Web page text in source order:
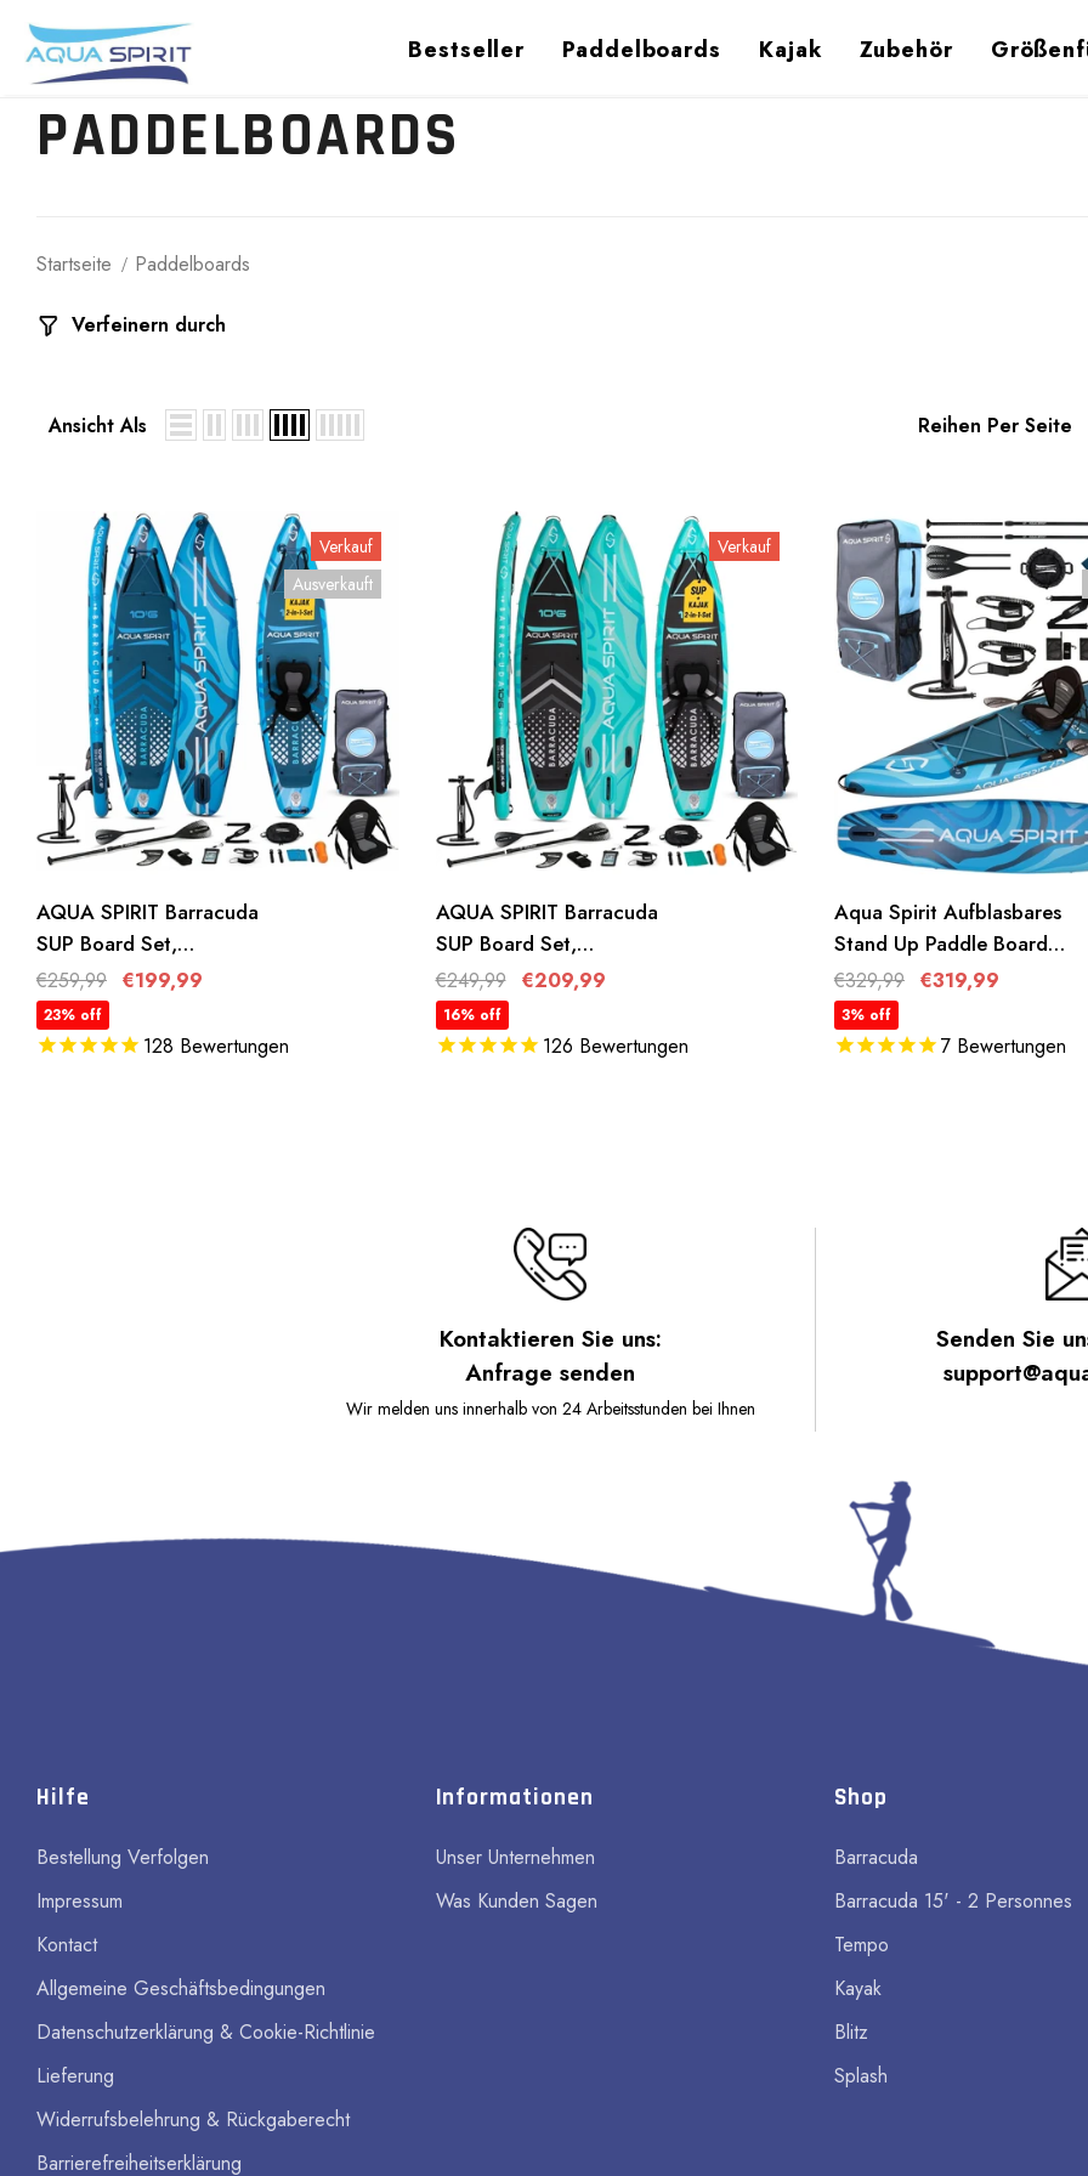
Bestseller Paddelboards Kajak Zubehör
PADDELBOARDS
Startseite Paddelboards
Verfeinern durch
Ansicht Als Reihen Per Seite
Verkauf
Ausverkauft
AQUA SPIRIT Barracuda
SUP Board Set,
Aufblasbares Stand-Up
Paddle Board Set 6 Zoll
Dick Mit Kajaksitz,
€259,99 €199,99
23% off
128 Bewertungen
Verkauf
AQUA SPIRIT Barracuda
SUP Board Set,
Aufblasbares Stand-Up
Paddle Board Set 6 Zoll
Dick Mit Kajaksitz,
€249,99 €209,99
16% off
126 Bewertungen
Aqua Spirit Aufblasbares
Stand Up Paddle Board
SUP Barracuda Kajak-
320x79x15cm/457x91x15cm
- Erwachsene
€329,99 €319,99
3% off
7 Bewertungen
Kontaktieren Sie uns:
Anfrage senden
Wir melden uns innerhalb von 24 Arbeitsstunden bei Ihnen
Senden Sie
Hilfe
Bestellung Verfolgen
Impressum
Kontact
Allgemeine Geschäftsbedingungen
Datenschutzerklärung & Cookie-Richtlinie
Lieferung
Widerrufsbelehrung & Rückgaberecht
Barrierefreiheitserklärung
Informationen
Unser Unternehmen
Was Kunden Sagen
Shop
Barracuda
Barracuda 15' - 2 Personnes
Tempo
Kayak
Blitz
Splash